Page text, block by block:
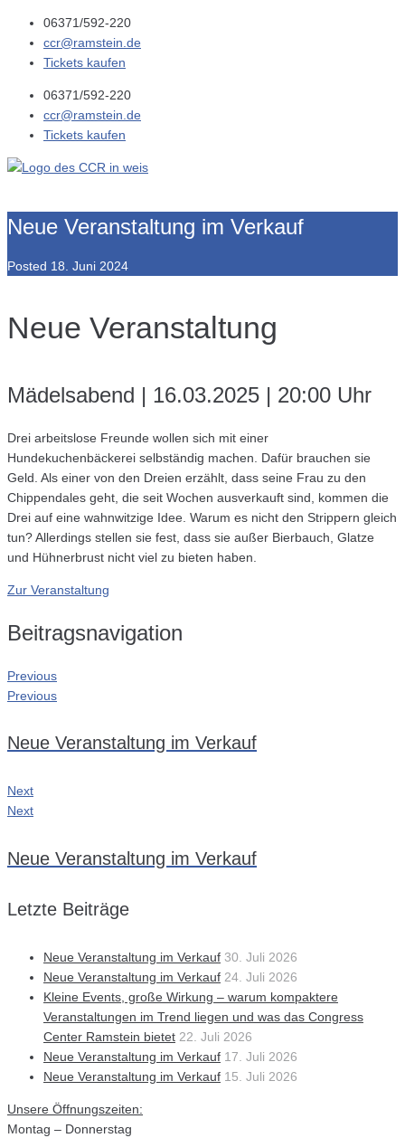
06371/592-220
ccr@ramstein.de
Tickets kaufen
06371/592-220
ccr@ramstein.de
Tickets kaufen
Neue Veranstaltung im Verkauf
Posted 18. Juni 2024
Neue Veranstaltung
Mädelsabend | 16.03.2025 | 20:00 Uhr
Drei arbeitslose Freunde wollen sich mit einer
Hundekuchenbäckerei selbständig machen. Dafür brauchen sie
Geld. Als einer von den Dreien erzählt, dass seine Frau zu den
Chippendales geht, die seit Wochen ausverkauft sind, kommen die
Drei auf eine wahnwitzige Idee. Warum es nicht den Strippern gleich
tun? Allerdings stellen sie fest, dass sie außer Bierbauch, Glatze
und Hühnerbrust nicht viel zu bieten haben.
Zur Veranstaltung
Beitragsnavigation
Previous
Previous
Neue Veranstaltung im Verkauf
Next
Next
Neue Veranstaltung im Verkauf
Letzte Beiträge
Neue Veranstaltung im Verkauf 30. Juli 2026
Neue Veranstaltung im Verkauf 24. Juli 2026
Kleine Events, große Wirkung – warum kompaktere
Veranstaltungen im Trend liegen und was das Congress
Center Ramstein bietet 22. Juli 2026
Neue Veranstaltung im Verkauf 17. Juli 2026
Neue Veranstaltung im Verkauf 15. Juli 2026
Unsere Öffnungszeiten:
Montag – Donnerstag